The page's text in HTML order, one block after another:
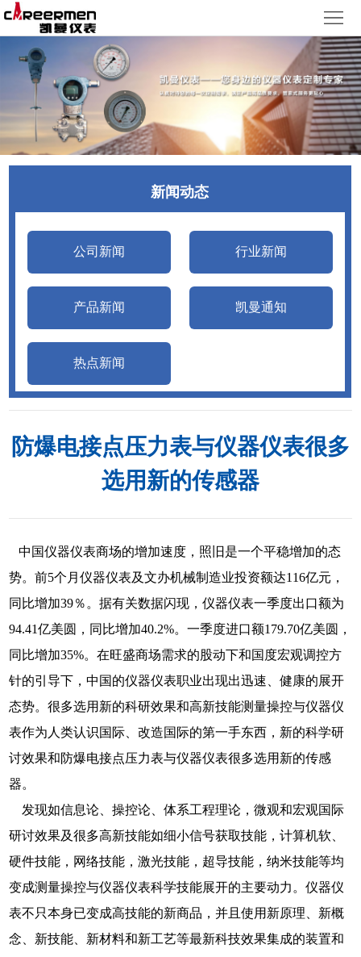
网
心
量
体
新
闻
客
新闻动态
公司新闻 行业新闻
产品新闻 凯曼通知
热点新闻
防爆电接点压力表与仪器仪表很多
选用新的传感器
中国仪器仪表商场的增加速度，照旧是一个平稳增加的态
势。前5个月仪器仪表及文办机械制造业投资额达116亿元，
同比增加39％。据有关数据闪现，仪器仪表一季度出口额为
94.41亿美圆，同比增加40.2%。一季度进口额179.70亿美圆，
同比增加35%。在旺盛商场需求的股动下和国度宏观调控方
针的引导下，中国的仪器仪表职业出现出迅速、健康的展开
态势。很多选用新的科研效果和高新技能测量操控与仪器仪
表作为人类认识国际、改造国际的第一手东西，新的科学研
讨效果和防爆电接点压力表与仪器仪表很多选用新的传感
器。
发现如信息论、操控论、体系工程理论，微观和宏观国际
研讨效果及很多高新技能如细小信号获取技能，计算机软、
硬件技能，网络技能，激光技能，超导技能，纳米技能等均
变成测量操控与仪器仪表科学技能展开的主要动力。仪器仪
表不只本身已变成高技能的新商品，并且使用新原理、新概
念、新技能、新材料和新工艺等最新科技效果集成的装置和